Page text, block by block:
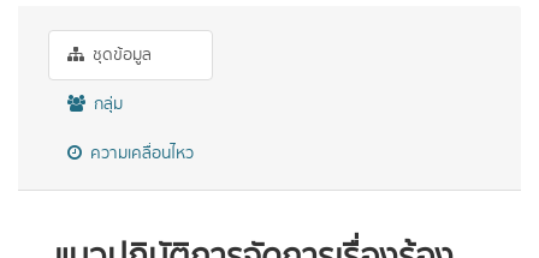
ชุดข้อมูล
กลุ่ม
ความเคลื่อนไหว